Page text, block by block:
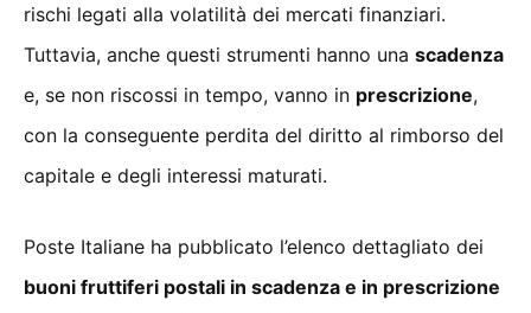
rischi legati alla volatilità dei mercati finanziari.
Tuttavia, anche questi strumenti hanno una scadenza
e, se non riscossi in tempo, vanno in prescrizione,
con la conseguente perdita del diritto al rimborso del
capitale e degli interessi maturati.
Poste Italiane ha pubblicato l’elenco dettagliato dei
buoni fruttiferi postali in scadenza e in prescrizione